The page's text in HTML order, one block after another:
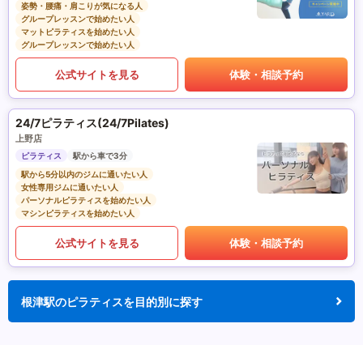
姿勢・腰痛・肩こりが気になる人
グループレッスンで始めたい人
マットピラティスを始めたい人
グループレッスンで始めたい人
公式サイトを見る 体験・相談予約
24/7ピラティス(24/7Pilates)
上野店
ピラティス
駅から車で3分
駅から5分以内のジムに通いたい人
女性専用ジムに通いたい人
パーソナルピラティスを始めたい人
マシンピラティスを始めたい人
公式サイトを見る 体験・相談予約
根津駅のピラティスを目的別に探す